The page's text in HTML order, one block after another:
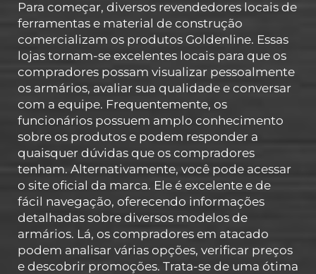
Para começar, diversos revendedores locais de
ferramentas e material de construção
comercializam os produtos Goldenline. Essas
lojas tornam-se excelentes locais para que os
compradores possam visualizar pessoalmente
os armários, avaliar sua qualidade e conversar
com a equipe. Frequentemente, os
funcionários possuem amplo conhecimento
sobre os produtos e podem responder a
quaisquer dúvidas que os compradores
tenham. Alternativamente, você pode acessar
o site oficial da marca. Ele é excelente e de
fácil navegação, oferecendo informações
detalhadas sobre diversos modelos de
armários. Lá, os compradores em atacado
podem analisar várias opções, verificar preços
e descobrir promoções. Trata-se de uma ótima